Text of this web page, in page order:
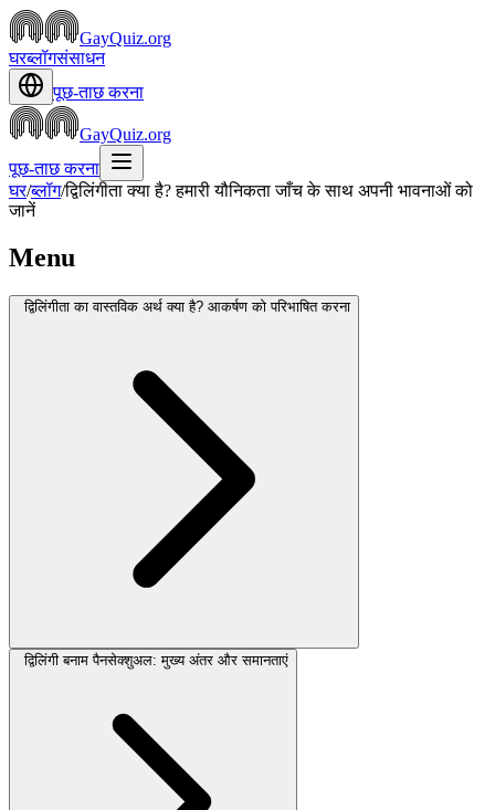
GayQuiz.org
घरब्लॉगसंसाधन
पूछ-ताछ करना
GayQuiz.org
पूछ-ताछ करना
घर/ब्लॉग/द्विलिंगीता क्या है? हमारी यौनिकता जाँच के साथ अपनी भावनाओं को
जानें
Menu
द्विलिंगीता का वास्तविक अर्थ क्या है? आकर्षण को परिभाषित करना
द्विलिंगी बनाम पैनसेक्शुअल: मुख्य अंतर और समानताएं